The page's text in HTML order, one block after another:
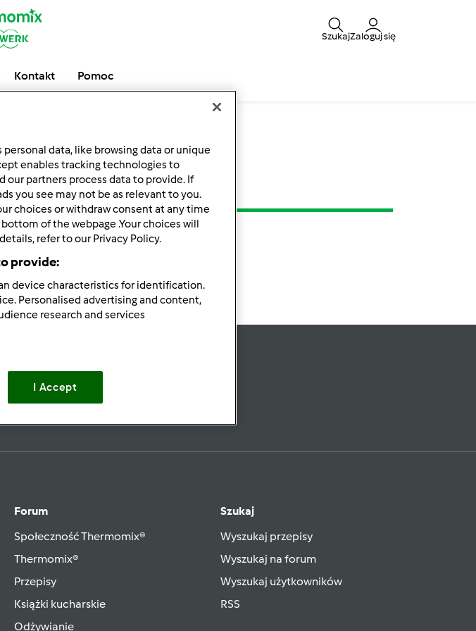
SzukajZaloguj się
Kontakt Pomoc
Zapisz się do naszego newslettera
Forum
Społeczność Thermomix®
Thermomix®
Przepisy
Książki kucharskie
Odżywianie
Szukaj
Wyszukaj przepisy
Wyszukaj na forum
Wyszukaj użytkowników
RSS
personal data, like browsing data or unique
enables tracking technologies to
our partners process data to provide. If
you see may not be as relevant to you.
choices or withdraw consent at any time
of the webpage .Your choices will
refer to our Privacy Policy.
provide:
device characteristics for identification.
Personalised advertising and content,
research and services
I Accept